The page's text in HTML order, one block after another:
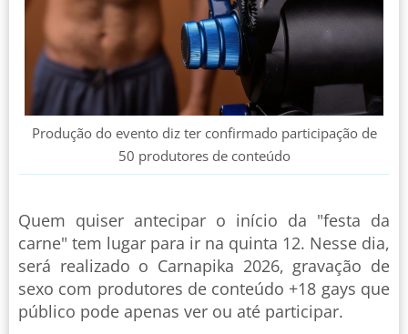
Produção do evento diz ter confirmado participação de
50 produtores de conteúdo
Quem quiser antecipar o início da "festa da
carne" tem lugar para ir na quinta 12. Nesse dia,
será realizado o Carnapika 2026, gravação de
sexo com produtores de conteúdo +18 gays que
público pode apenas ver ou até participar.